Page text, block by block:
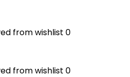
from wishlist 0
from wishlist 0